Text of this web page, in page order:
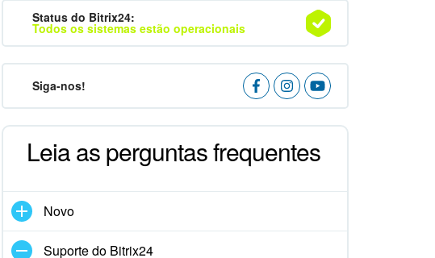
Status do Bitrix24:
Todos os sistemas estão operacionais
Siga-nos!
Leia as perguntas frequentes
Novo
Suporte do Bitrix24